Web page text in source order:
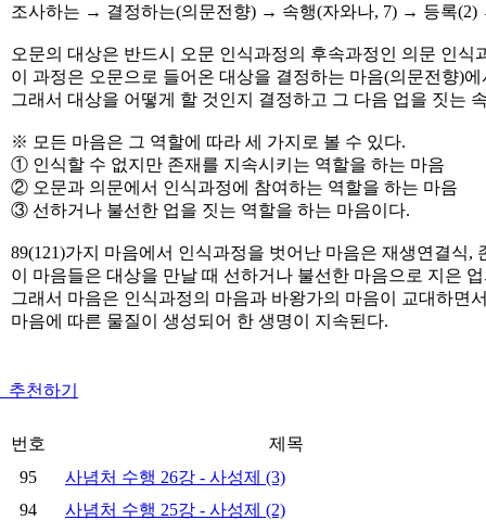
조사하는 → 결정하는(의문전향) → 속행(자와나, 7) → 등록(2)
오문의 대상은 반드시 오문 인식과정의 후속과정인 의문 인식
이 과정은 오문으로 들어온 대상을 결정하는 마음(의문전향)
그래서 대상을 어떻게 할 것인지 결정하고 그 다음 업을 짓는
※ 모든 마음은 그 역할에 따라 세 가지로 볼 수 있다.
① 인식할 수 없지만 존재를 지속시키는 역할을 하는 마음
② 오문과 의문에서 인식과정에 참여하는 역할을 하는 마음
③ 선하거나 불선한 업을 짓는 역할을 하는 마음이다.
89(121)가지 마음에서 인식과정을 벗어난 마음은 재생연결식,
이 마음들은 대상을 만날 때 선하거나 불선한 마음으로 지은
그래서 마음은 인식과정의 마음과 바왕가의 마음이 교대하면
마음에 따른 물질이 생성되어 한 생명이 지속된다.
추천하기
번호
제목
95
사념처 수행 26강 - 사성제 (3)
94
사념처 수행 25강 - 사성제 (2)